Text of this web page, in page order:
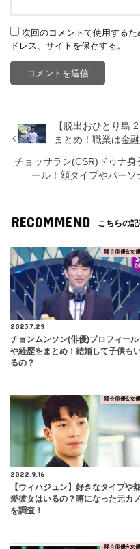
次回のコメントで使用する
ドレス、サイトを保存する。
【脱出おひとり島
まとめ！職業は金
チョッサラン(CSR)ドゥナ身
ール！顔タイプやパーソ
RECOMMEND こちらの記
韓☆俳優&女優
2023.7.29
チョンムンソン(俳優)プロフィール
や経歴をまとめ！結婚して子供も
るの？
韓☆俳優&女優
2022.9.16
【ウィハジュン】好きなタイプや
愛彼女はいるの？噂になった元カノ
を調査！
韓☆俳優&女優